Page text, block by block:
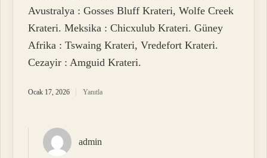
Avustralya : Gosses Bluff Krateri, Wolfe Creek
Krateri. Meksika : Chicxulub Krateri. Güney
Afrika : Tswaing Krateri, Vredefort Krateri.
Cezayir : Amguid Krateri.
Ocak 17, 2026 Yanıtla
admin